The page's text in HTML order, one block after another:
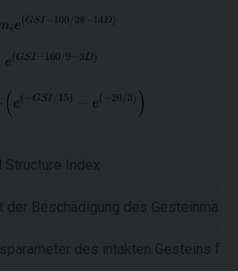
Structure Index
der Beschädigung des
des intakten Gesteins für